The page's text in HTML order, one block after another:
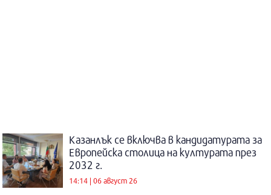
Казанлък се включва в кандидатурата за
Европейска столица на културата през
2032 г.
14:14 | 06 август 26